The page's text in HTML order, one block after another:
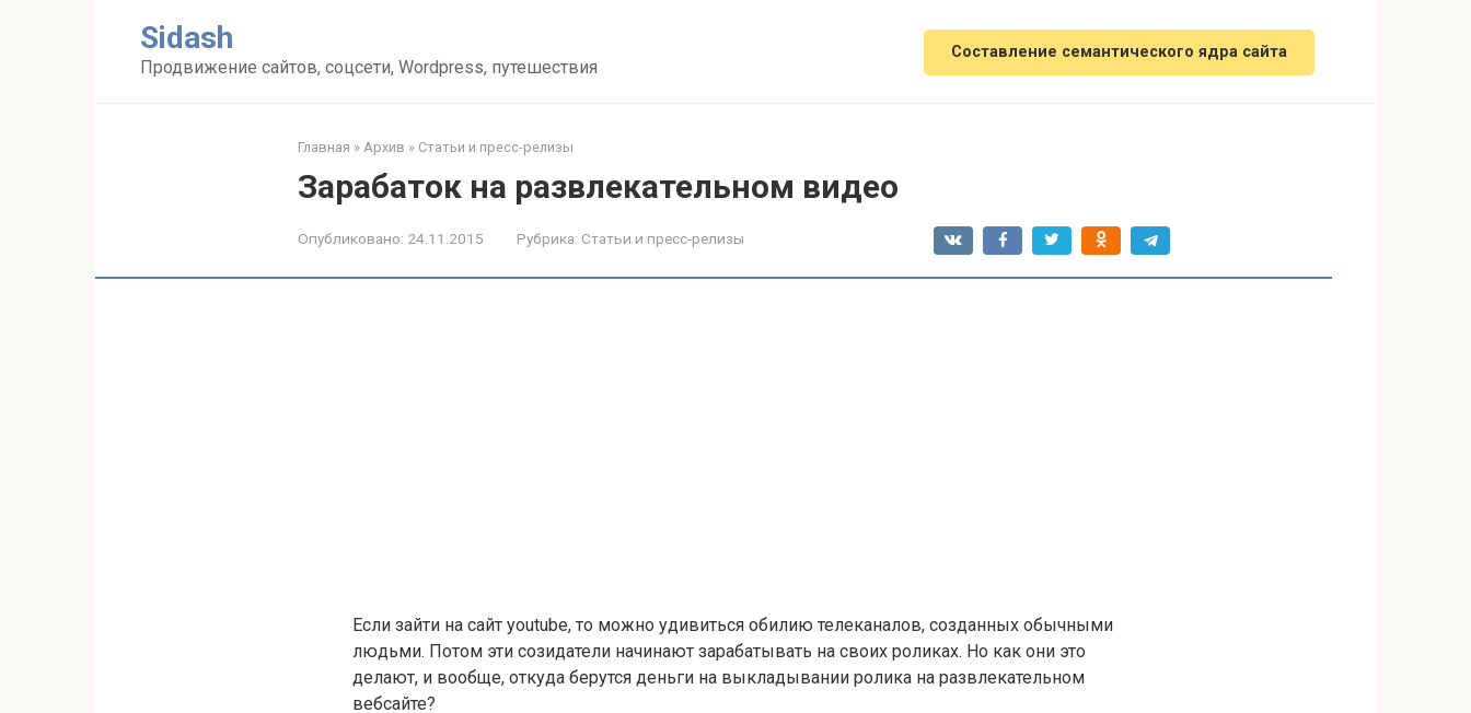
Sidash
Продвижение сайтов, соцсети, Wordpress, путешествия
Составление семантического ядра сайта
Главная » Архив » Статьи и пресс-релизы
Зарабаток на развлекательном видео
Опубликовано: 24.11.2015 Рубрика: Статьи и пресс-релизы
Если зайти на сайт youtube, то можно удивиться обилию телеканалов, созданных обычными
людьми. Потом эти созидатели начинают зарабатывать на своих роликах. Но как они это
делают, и вообще, откуда берутся деньги на выкладывании ролика на развлекательном
вебсайте?